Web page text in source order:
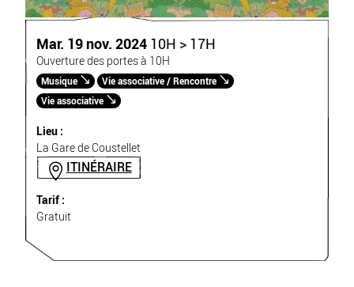
Mar. 19 nov. 2024 10H > 17H
Ouverture des portes à 10H
Musique
Vie associative / Rencontre
Vie associative
Lieu :
La Gare de Coustellet
ITINÉRAIRE
Tarif :
Gratuit